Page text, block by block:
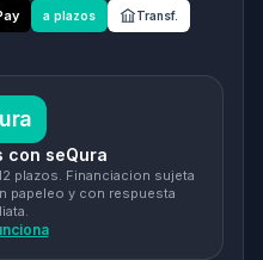
a plazos Transf.
con seQura
plazos. Financiacion sujeta
papeleo y con respuesta